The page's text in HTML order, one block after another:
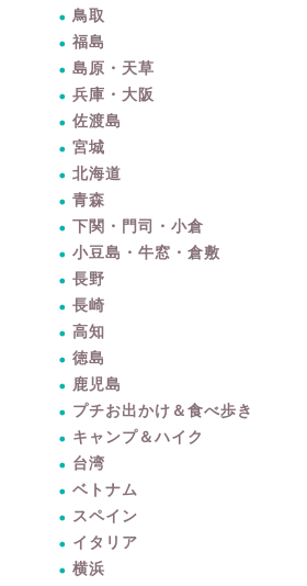
鳥取
福島
島原・天草
兵庫・大阪
佐渡島
宮城
北海道
青森
下関・門司・小倉
小豆島・牛窓・倉敷
長野
長崎
高知
徳島
鹿児島
プチお出かけ＆食べ歩き
キャンプ＆ハイク
台湾
ベトナム
スペイン
イタリア
横浜
暮らしをちょ